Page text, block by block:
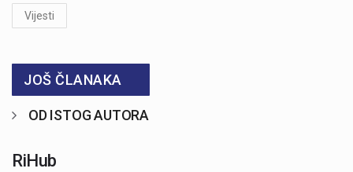
Vijesti
JOŠ ČLANAKA
OD ISTOG AUTORA
RiHub